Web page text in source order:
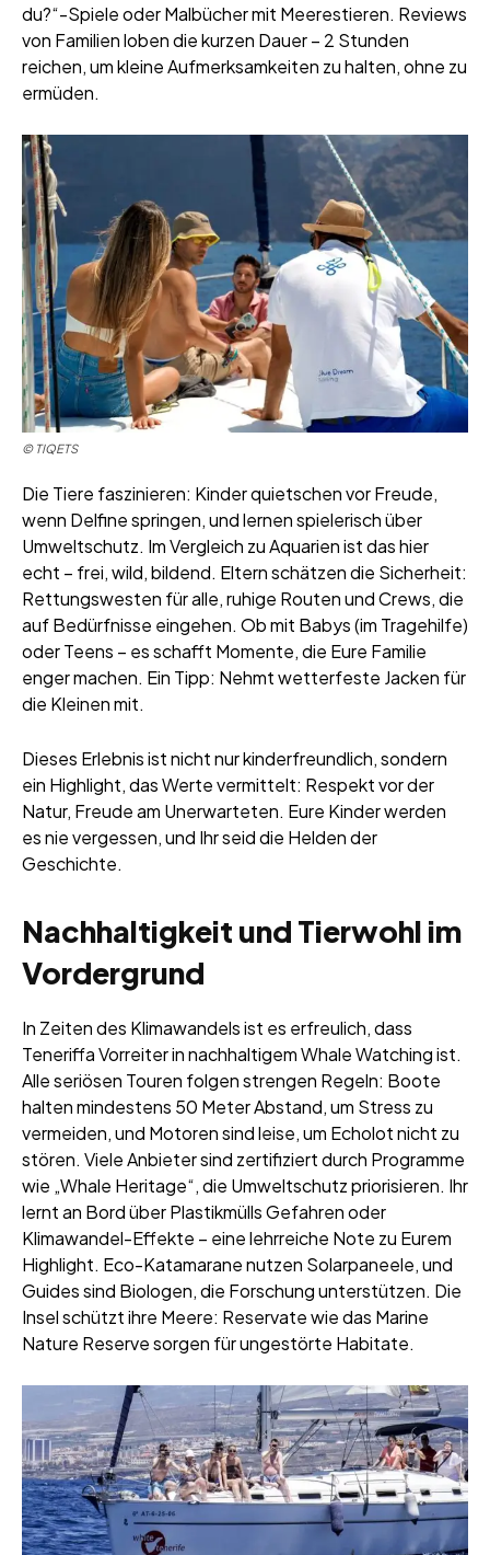
du?“-Spiele oder Malbücher mit Meerestieren. Reviews
von Familien loben die kurzen Dauer – 2 Stunden
reichen, um kleine Aufmerksamkeiten zu halten, ohne zu
ermüden.
© TIQETS
Die Tiere faszinieren: Kinder quietschen vor Freude,
wenn Delfine springen, und lernen spielerisch über
Umweltschutz. Im Vergleich zu Aquarien ist das hier
echt – frei, wild, bildend. Eltern schätzen die Sicherheit:
Rettungswesten für alle, ruhige Routen und Crews, die
auf Bedürfnisse eingehen. Ob mit Babys (im Tragehilfe)
oder Teens – es schafft Momente, die Eure Familie
enger machen. Ein Tipp: Nehmt wetterfeste Jacken für
die Kleinen mit.
Dieses Erlebnis ist nicht nur kinderfreundlich, sondern
ein Highlight, das Werte vermittelt: Respekt vor der
Natur, Freude am Unerwarteten. Eure Kinder werden
es nie vergessen, und Ihr seid die Helden der
Geschichte.
Nachhaltigkeit und Tierwohl im
Vordergrund
In Zeiten des Klimawandels ist es erfreulich, dass
Teneriffa Vorreiter in nachhaltigem Whale Watching ist.
Alle seriösen Touren folgen strengen Regeln: Boote
halten mindestens 50 Meter Abstand, um Stress zu
vermeiden, und Motoren sind leise, um Echolot nicht zu
stören. Viele Anbieter sind zertifiziert durch Programme
wie „Whale Heritage“, die Umweltschutz priorisieren. Ihr
lernt an Bord über Plastikmülls Gefahren oder
Klimawandel-Effekte – eine lehrreiche Note zu Eurem
Highlight. Eco-Katamarane nutzen Solarpaneele, und
Guides sind Biologen, die Forschung unterstützen. Die
Insel schützt ihre Meere: Reservate wie das Marine
Nature Reserve sorgen für ungestörte Habitate.